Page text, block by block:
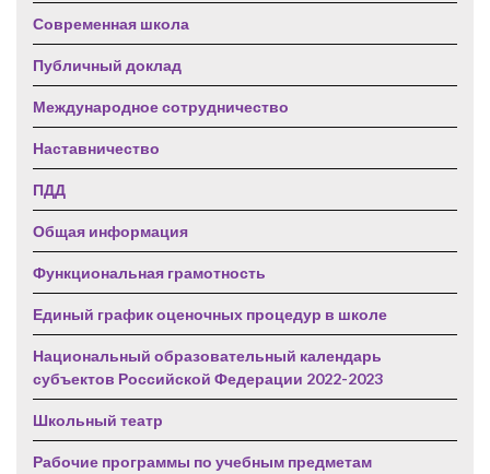
Современная школа
Публичный доклад
Международное сотрудничество
Наставничество
ПДД
Общая информация
Функциональная грамотность
Единый график оценочных процедур в школе
Национальный образовательный календарь
субъектов Российской Федерации 2022-2023
Школьный театр
Рабочие программы по учебным предметам